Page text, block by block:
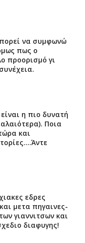
να συμφωνώ
πως ο
προορισμό γι
η πιο δυνατή
Ποια
και
εδρες
μετα πηγαινες-
γιαννιτσων και
διαφυγης!